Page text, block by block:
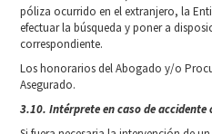
póliza ocurrido en el extranjero, la
efectuar la búsqueda y poner a
correspondiente.
Los honorarios del Abogado y/o
Asegurado.
3.10. Intérprete en caso de